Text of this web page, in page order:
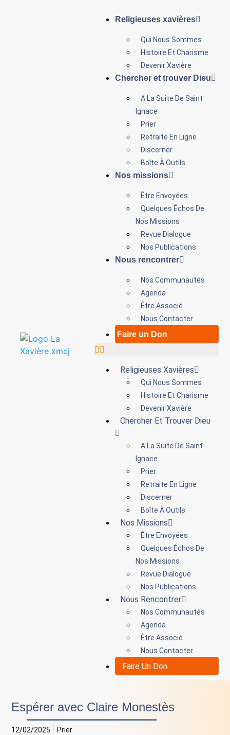
Religieuses xavières
Qui Nous Sommes
Histoire Et Charisme
Devenir Xavière
Chercher et trouver Dieu
A La Suite De Saint
Ignace
Prier
Retraite En Ligne
Discerner
Boîte À Outils
Nos missions
Être Envoyées
Quelques Échos De
Nos Missions
Revue Dialogue
Nos Publications
Nous rencontrer
Nos Communautés
Agenda
Être Associé
Nous Contacter
Faire un Don
Religieuses Xavières
Qui Nous Sommes
Histoire Et Charisme
Devenir Xavière
Chercher Et Trouver Dieu
A La Suite De Saint
Ignace
Prier
Retraite En Ligne
Discerner
Boîte À Outils
Nos Missions
Être Envoyées
Quelques Échos De
Nos Missions
Revue Dialogue
Nos Publications
Nous Rencontrer
Nos Communautés
Agenda
Être Associé
Nous Contacter
Faire Un Don
Espérer avec Claire Monestès
12/02/2025 Prier